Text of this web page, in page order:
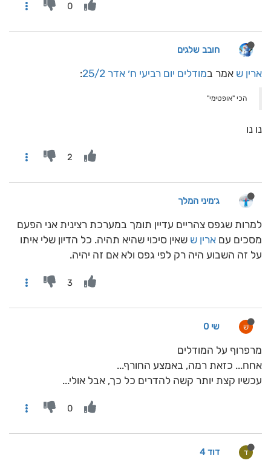
0
חובב שלגים
ארין ש אמר במודלים יום רביעי ח׳ אדר 25/2 :
הכי "אופטימי"
נו נו
2
ג׳מיני המלך
למרות שגפס צהריים עדיין תומך במערכת רצינית אני הפעם
מסכים עם ארין ש שאין סיכוי שהיא תהיה. כל הדיון שלי איתו
על זה השבוע היה רק לפי גפס ולא אם זה יהיה.
3
ש שי 0
מרפרוף על המודלים
אחח... כזאת רמה, באמצע החורף...
עכשיו קצת יותר קשה להדרים כל כך, אבל אולי...
0
ד דוד 4